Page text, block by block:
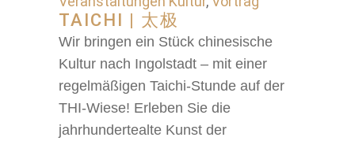
TAICHI | 太极
Wir bringen ein Stück chinesische
Kultur nach Ingolstadt – mit einer
regelmäßigen Taichi-Stunde auf der
THI-Wiese! Erleben Sie die
jahrhundertealte Kunst der